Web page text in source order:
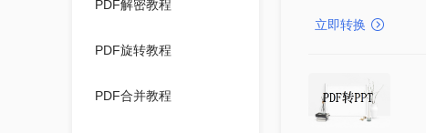
PDF解密教程
PDF旋转教程
PDF合并教程
立即转换